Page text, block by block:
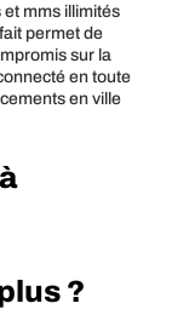
et mms illimités
permet de
sur la
en toute
en ville
?